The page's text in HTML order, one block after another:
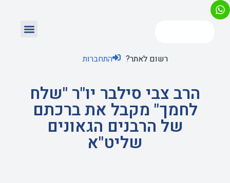
רשום לאתר? התחברות
הרב צבי סילבר יו"ר "שלח
לחמך" מקבל את ברכתם
של הרבנים הגאונים
שליט"א